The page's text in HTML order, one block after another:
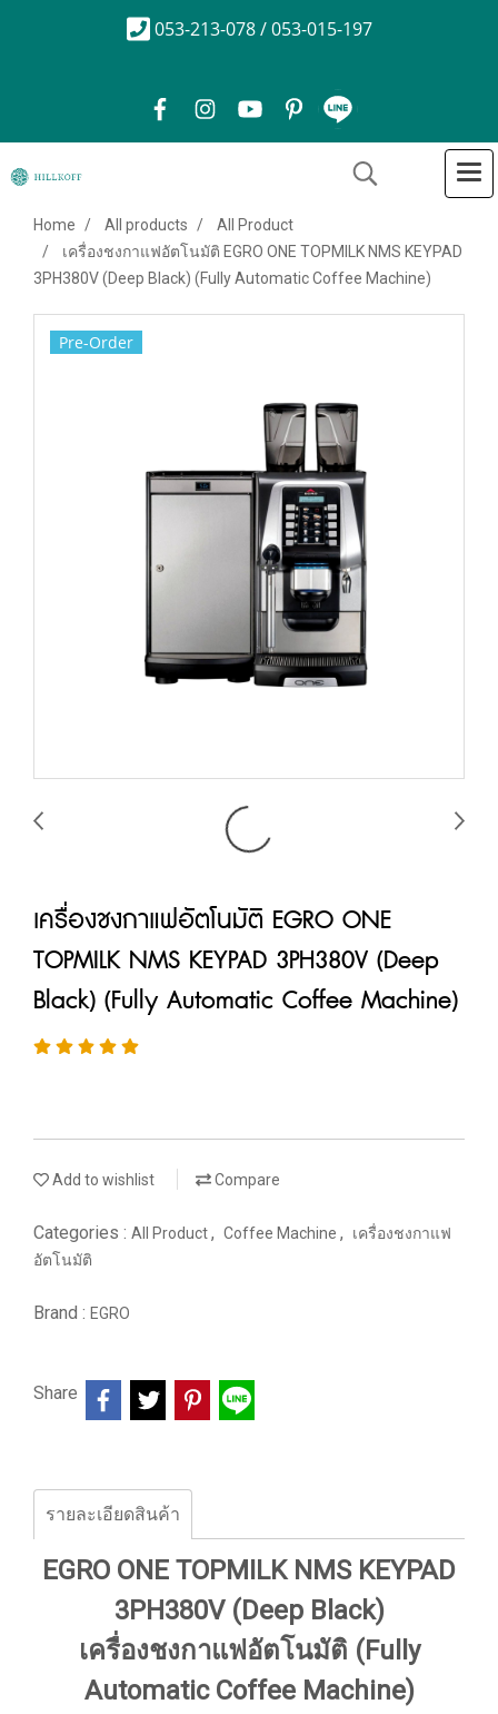
053-213-078 / 053-015-197
Home All products
All Product
เครื่องชงกาแฟอัตโนมัติ EGRO ONE TOPMILK NMS KEYPAD
3PH380V (Deep Black) (Fully Automatic Coffee Machine)
Pre-Order
เครื่องชงกาแฟอัตโนมัติ EGRO ONE
TOPMILK NMS KEYPAD 3PH380V (Deep
Black) (Fully Automatic Coffee Machine)
Add to wishlist Compare
Categories : All Product, Coffee Machine ,
เครื่องชงกาแฟ
อัตโนมัติ
Brand : EGRO
Share
รายละเอียดสินค้า
EGRO ONE TOPMILK NMS KEYPAD
3PH380V (Deep Black)
เครื่องชงกาแฟอัตโนมัติ (Fully
Automatic Coffee Machine)